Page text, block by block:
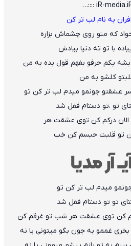
به نام لب تر کن
که منو روی چشماش بزاره
با تو ته دنیا بیادش
یکم حرفو بفهم قول بده به من
کلشو به من
عشقتو جونمو میدم لب تر کن تو
تو ،تو دستام قفل شد
الان درکم کن توی عشقت هر
تو قلبت حبسم کن خب
میدم لب تر کن تو
تو تو دستام قفل شد
کن توی عشقت هر شب تو غرقم کن
غممو به جون بگو میتونی یا نه